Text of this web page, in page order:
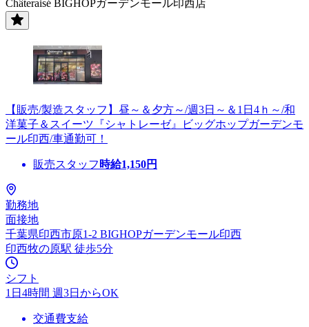
Châteraisé BIGHOPガーデンモール印西店
【販売/製造スタッフ】昼～＆夕方～/週3日～＆1日4ｈ～/和
洋菓子＆スイーツ『シャトレーゼ』ビッグホップガーデンモ
ール印西/車通勤可！
販売スタッフ 時給1,150円
勤務地
面接地
千葉県印西市原1-2 BIGHOPガーデンモール印西
印西牧の原駅 徒歩5分
シフト
1日4時間 週3日からOK
交通費支給